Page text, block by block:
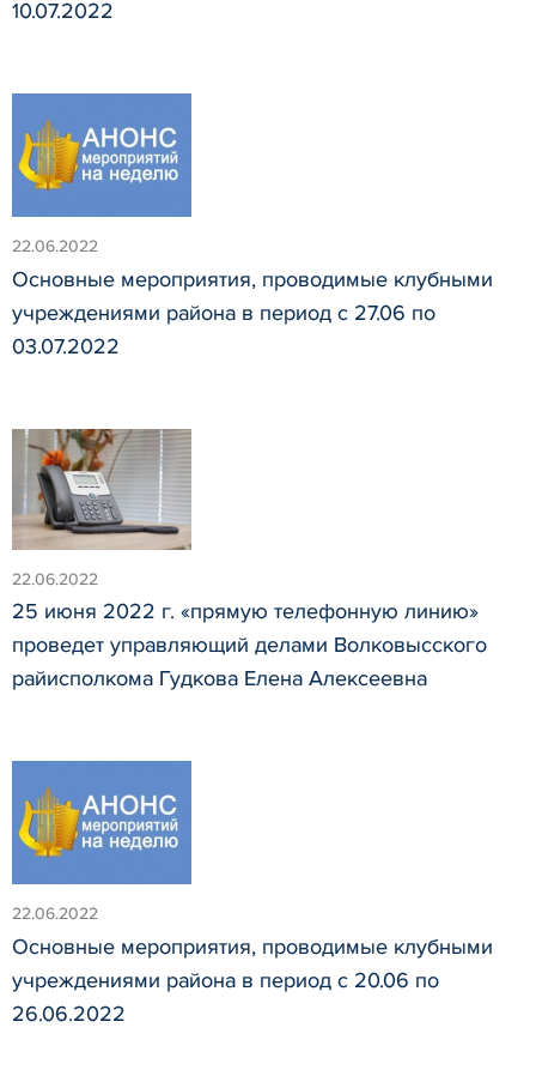
10.07.2022
22.06.2022
Основные мероприятия, проводимые клубными
учреждениями района в период с 27.06 по
03.07.2022
22.06.2022
25 июня 2022 г. «прямую телефонную линию»
проведет управляющий делами Волковысского
райисполкома Гудкова Елена Алексеевна
22.06.2022
Основные мероприятия, проводимые клубными
учреждениями района в период с 20.06 по
26.06.2022